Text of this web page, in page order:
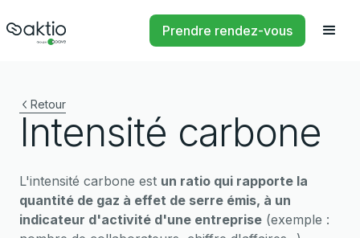
Prendre rendez-vous
Retour
Intensité carbone
L'intensité carbone est un ratio qui rapporte la
quantité de gaz à effet de serre émis, à un
indicateur d'activité d'une entreprise (exemple :